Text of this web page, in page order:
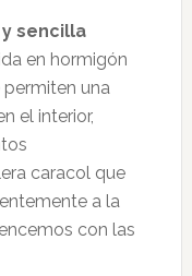
sencilla
en hormigón
una
el interior,
caracol que
a la
con las